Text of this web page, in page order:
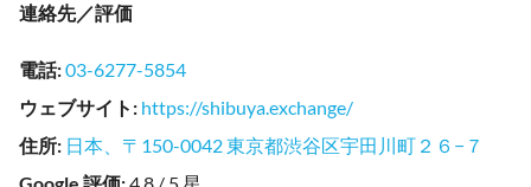
連絡先／評価
電話:03-6277-5854
ウェブサイト : https://shibuya.exchange/
住所: 日本、〒150-0042 東京都渋谷区宇田川町２６−７